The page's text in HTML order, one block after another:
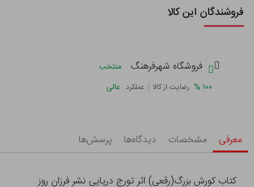
فروشندگان این کالا
فروشگاه شهرفرهنگ
منتخب
۱۰۰ % رضایت از کالا | عملکرد عالی
معرفی مشخصات دیدگاه‌ها پرسش‌ها
کتاب کورش بزرگ(رقعی) اثر تورج دریایی نشر فرزان روز